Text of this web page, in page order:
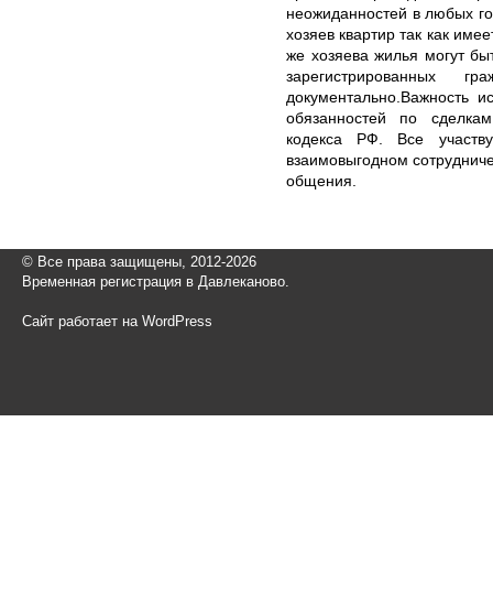
неожиданностей в любых
хозяев квартир так как
же хозяева жилья могут
документально.Важность
обязанностей по
кодекса РФ. Все
взаимовыгодном
общения.
© Все права защищены, 2012-2026
Временная регистрация в Давлеканово.
Сайт работает на WordPress